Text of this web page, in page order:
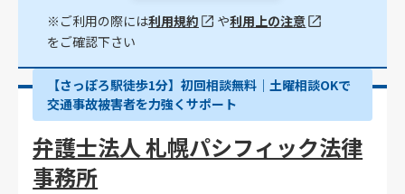
※ご利用の際には利用規約 や利用上の注意
をご確認下さい
【さっぽろ駅徒歩1分】初回相談無料｜土曜相談OKで
交通事故被害者を力強くサポート
弁護士法人 札幌パシフィック法律
事務所